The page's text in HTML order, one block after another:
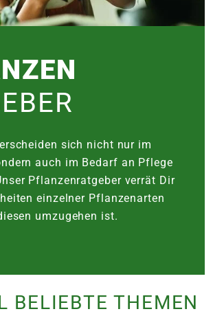
sich nicht nur im
auch im Bedarf an Pflege
Pflanzenratgeber verrät Dir
einzelner Pflanzenarten
umzugehen ist.
BELIEBTE THEMEN